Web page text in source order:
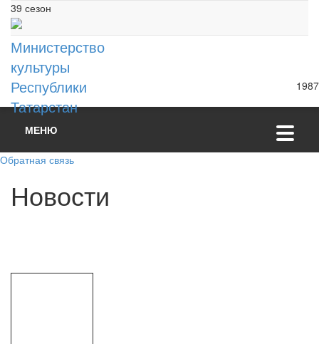
39 сезон
Министерство
культуры
Республики
Татарстан
1987
МЕНЮ
Обратная связь
Новости